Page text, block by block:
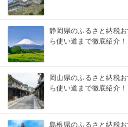
静岡県のふるさと納税
ら使い道まで徹底紹介！
岡山県のふるさと納税
ら使い道まで徹底紹介！
島根県のふるさと納税